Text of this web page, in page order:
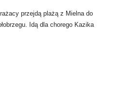
przejdą plażą z Mielna do
Idą dla chorego Kazika